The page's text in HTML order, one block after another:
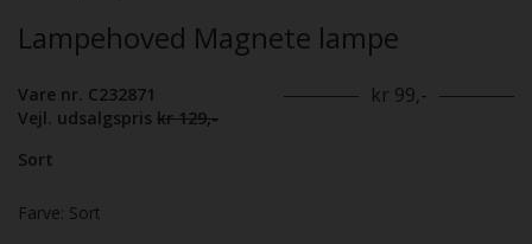
Lampehoved Magnete lampe
Vare nr. C232871
Vejl. udsalgspris kr 129,-
kr 99,-
Sort
Farve: Sort